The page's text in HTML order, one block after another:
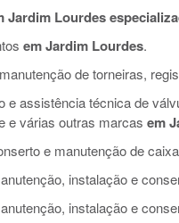
Jardim Lourdes
em Jardim Lourdes.
de torneiras,
e assistência técnica de
e várias outras marcas em
e manutenção de
instalação e
instalação e